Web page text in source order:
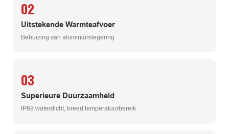
02
Uitstekende Warmteafvoer
Behuizing van aluminiumlegering
03
Superieure Duurzaamheid
IP68 waterdicht, breed temperatuurbereik